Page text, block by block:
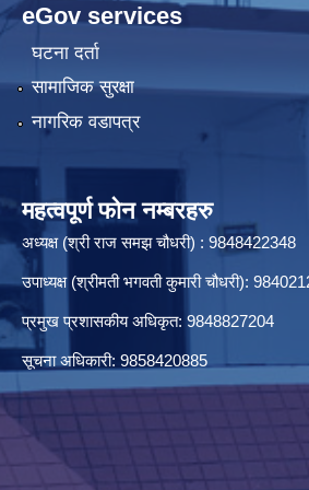
eGov services
घटना दर्ता
सामाजिक सुरक्षा
नागरिक वडापत्र
महत्वपूर्ण फोन नम्बरहरु
अध्यक्ष (श्री राज समझ चौधरी) : 9848422348
उपाध्यक्ष (श्रीमती भगवती कुमारी चौधरी):
प्रमुख प्रशासकीय अधिकृत: 9848827204
सूचना अधिकारी: 9858420885